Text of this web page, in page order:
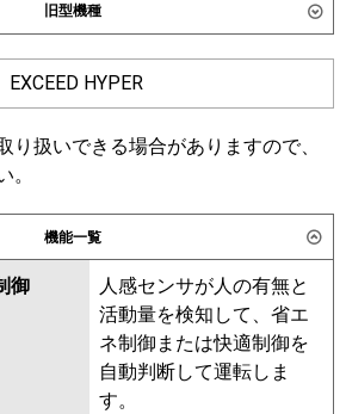
GBXA06313JMUB
PDZ-ZRMP63SG6
RCB-GP63RGHJ9
FDRZ636HK6S-ca
sil
PA-P63F7SGNC PA-P63F7SGC
旧型機種
SSRB63CV SSRB63BYV
SSRB63BJV SSRB63BFV
SSRB63BCV
RBXA06333JMUB
PDZ-ZRMP63SG5
ZRMP63SG4
PDZ-ZRMP63SG2
PDZ-
ZRMP63SGZ PDZ-ZRMP63SGY
PDZ-ZRMP63SGV PDZ-
ZRMP63SGR
EXCEED HYPER
り扱いできる場合がありますので、
。
機能一覧
御
人感センサが人の有無と
活動量を検知して、省エ
ネ制御または快適制御を
自動判断して運転しま
す。